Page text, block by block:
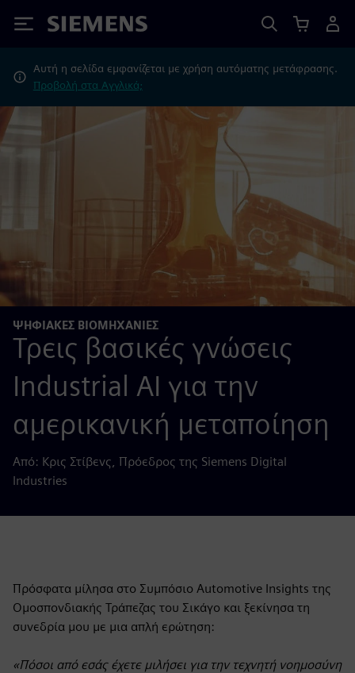
Siemens
Αυτή η σελίδα εμφανίζεται με χρήση αυτόματης μετάφρασης.
Προβολή στα Αγγλικά;
ΨΗΦΙΑΚΈΣ ΒΙΟΜΗΧΑΝΊΕΣ
Τρεις βασικές γνώσεις
Industrial AI για την
αμερικανική μεταποίηση
Από: Κρις Στίβενς, Πρόεδρος της Siemens Digital
Industries
Πρόσφατα μίλησα στο Συμπόσιο Automotive Insights της
Ομοσπονδιακής Τράπεζας του Σικάγο και ξεκίνησα τη
συνεδρία μου με μια απλή ερώτηση:
«Πόσοι από εσάς έχετε μιλήσει για την τεχνητή νοημοσύνη